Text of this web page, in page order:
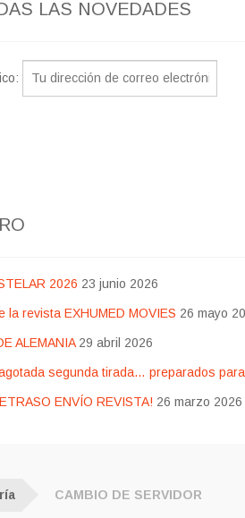
LAS NOVEDADES
2026 23 junio 2026
la revista EXHUMED MOVIES 26 mayo
ALEMANIA 29 abril 2026
segunda tirada… preparados
ENVÍO REVISTA! 26 marzo 2026
CAMBIO DE SERVIDOR